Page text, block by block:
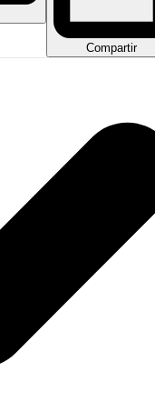
Compartir